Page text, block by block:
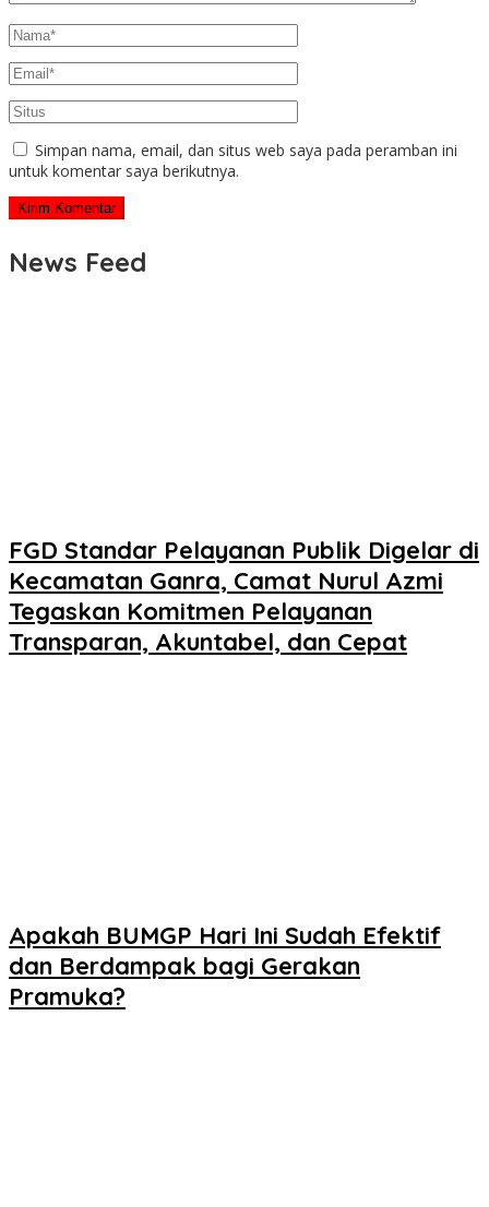
Simpan nama, email, dan situs web saya pada peramban ini
untuk komentar saya berikutnya.
News Feed
FGD Standar Pelayanan Publik Digelar di
Kecamatan Ganra, Camat Nurul Azmi
Tegaskan Komitmen Pelayanan
Transparan, Akuntabel, dan Cepat
Apakah BUMGP Hari Ini Sudah Efektif
dan Berdampak bagi Gerakan
Pramuka?